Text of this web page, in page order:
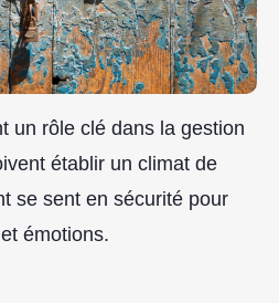
un rôle clé dans la gestion
établir un climat de
se sent en sécurité pour
émotions.